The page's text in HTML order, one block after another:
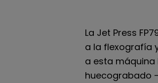
La Jet Press
a la flexografía
a esta máquina
huecograbado